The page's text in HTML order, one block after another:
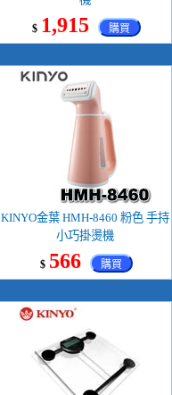
$ 1,915 購買
KINYO金葉 HMH-8460 粉色 手持
小巧掛燙機
$ 566 購買